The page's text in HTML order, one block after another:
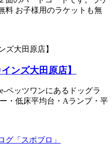
料 お子様用のラケットも無
ンズ大田原店】
ペッツワンにあるドッグラ
・低床平均台・Aランプ・平